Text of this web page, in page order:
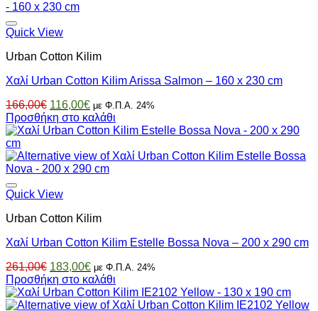
Quick View
Urban Cotton Kilim
Χαλί Urban Cotton Kilim Arissa Salmon – 160 x 230 cm
166,00€ Original
price
was:
116,00€Η
τρέχουσα
τιμή
116,00€.
με Φ.Π.Α. 24%
Προσθήκη στο καλάθι
Quick View
Urban Cotton Kilim
Χαλί Urban Cotton Kilim Estelle Bossa Nova – 200 x 290 cm
261,00€ Original
price
was:
261,00€.
183,00€Η
τρέχουσα
τιμή
είναι:
με Φ.Π.Α. 24%
Προσθήκη στο καλάθι